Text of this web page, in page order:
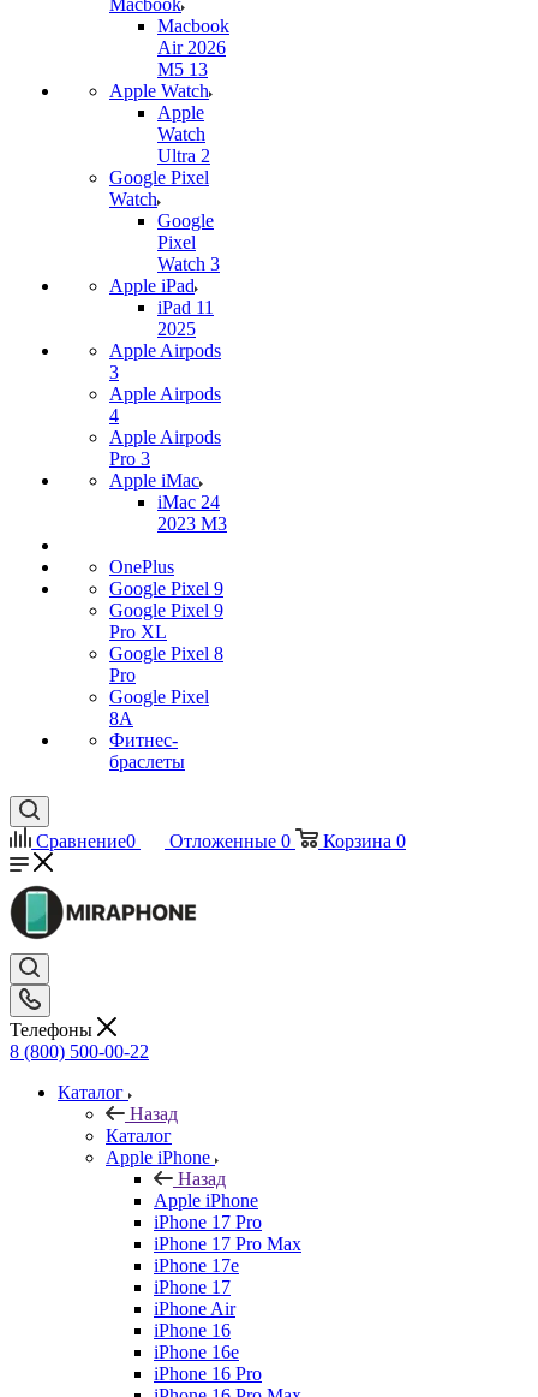
Macbook
Macbook
Air 2026
M5 13
Apple Watch
Apple
Watch
Ultra 2
Google Pixel
Watch
Google
Pixel
Watch 3
Apple iPad
iPad 11
2025
Apple Airpods
3
Apple Airpods
4
Apple Airpods
Pro 3
Apple iMac
iMac 24
2023 M3
OnePlus
Google Pixel 9
Google Pixel 9
Pro XL
Google Pixel 8
Pro
Google Pixel
8A
Фитнес-
браслеты
Сравнение0 Отложенные 0 Корзина 0
Телефоны
8 (800) 500-00-22
Каталог
Назад
Каталог
Apple iPhone
Назад
Apple iPhone
iPhone 17 Pro
iPhone 17 Pro Max
iPhone 17e
iPhone 17
iPhone Air
iPhone 16
iPhone 16e
iPhone 16 Pro